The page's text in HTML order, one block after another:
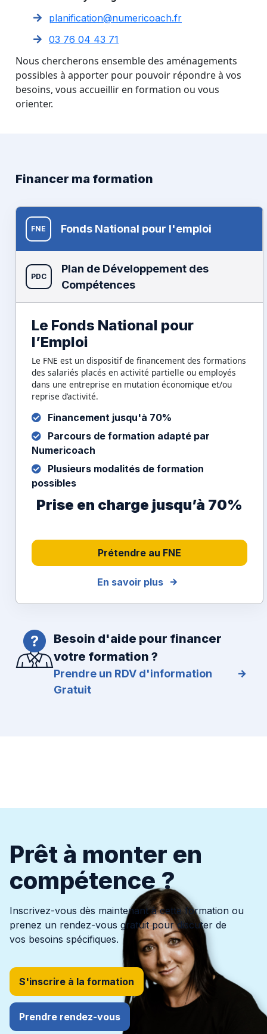
planification@numericoach.fr
03 76 04 43 71
Nous chercherons ensemble des aménagements
possibles à apporter pour pouvoir répondre à vos
besoins, vous accueillir en formation ou vous
orienter.
Financer ma formation
FNE Fonds National pour l'emploi
PDC
Plan de Développement des
Compétences
Le Fonds National pour
l’Emploi
Le FNE est un dispositif de financement des formations
des salariés placés en activité partielle ou employés
dans une entreprise en mutation économique et/ou
reprise d’activité.
Financement jusqu'à 70%
Parcours de formation adapté par
Numericoach
Plusieurs modalités de formation
possibles
Prise en charge jusqu’à 70%
Prétendre au FNE
En savoir plus
Besoin d'aide pour financer
votre formation ?
Prendre un RDV d'information
Gratuit
Prêt à monter en
compétence ?
Inscrivez-vous dès maintenant à cette formation ou
prenez un rendez-vous gratuit pour discuter de
vos besoins spécifiques.
S'inscrire à la formation
Prendre rendez-vous